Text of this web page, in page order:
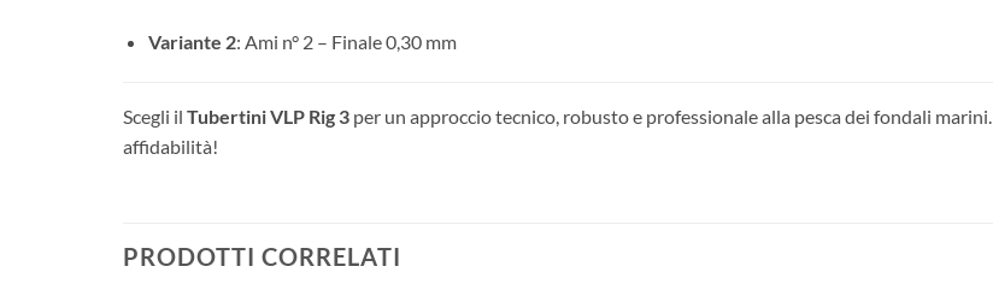
Variante 2: Ami n° 2 – Finale 0,30 mm
Scegli il Tubertini VLP Rig 3 per un approccio tecnico, robusto e professionale alla pesca dei fondali marini.
affidabilità!
PRODOTTI CORRELATI